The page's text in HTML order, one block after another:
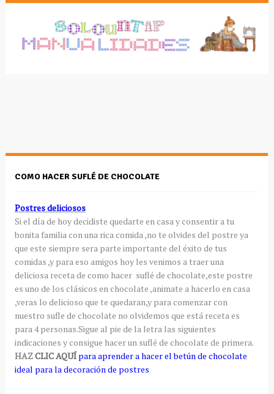
COMO HACER SUFLÉ DE CHOCOLATE
Postres deliciosos
Si el día de hoy decidiste quedarte en casa y consentir a tu
bonita familia con una rica comida ,no te olvides del postre ya
que este siempre sera parte importante del éxito de tus
comidas ,y para eso amigos hoy les venimos a traer una
deliciosa receta de como hacer suflé de chocolate,este postre
es uno de los clásicos en chocolate ,animate a hacerlo en casa
,veras lo delicioso que te quedaran,y para comenzar con
nuestro sufle de chocolate no olvidemos que está receta es
para 4 personas.Sigue al pie de la letra las siguientes
indicaciones y consigue hacer un suflé de chocolate de primera.
HAZCLIC AQUÍ para aprender a hacer el betún de chocolate
ideal para la decoración de postres